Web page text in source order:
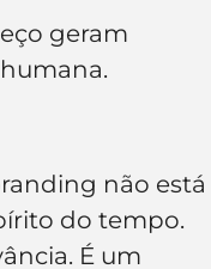
geram
não está
do tempo.
É um